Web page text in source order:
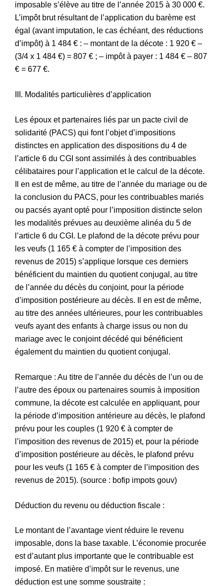
imposable s’élève au titre de l’année 2015 à 30 000 €.
L’impôt brut résultant de l’application du barème est
égal (avant imputation, le cas échéant, des réductions
d’impôt) à 1 484 € : – montant de la décote : 1 920 € –
(3/4 x 1 484 €) = 807 € ; – impôt à payer : 1 484 € – 807
€ = 677 €.
III. Modalités particulières d’application
Les époux et partenaires liés par un pacte civil de
solidarité (PACS) qui font l’objet d’impositions
distinctes en application des dispositions du 4 de
l’article 6 du CGI sont assimilés à des contribuables
célibataires pour l’application et le calcul de la décote.
Il en est de même, au titre de l’année du mariage ou de
la conclusion du PACS, pour les contribuables mariés
ou pacsés ayant opté pour l’imposition distincte selon
les modalités prévues au deuxième alinéa du 5 de
l’article 6 du CGI. Le plafond de la décote prévu pour
les veufs (1 165 € à compter de l’imposition des
revenus de 2015) s’applique lorsque ces derniers
bénéficient du maintien du quotient conjugal, au titre
de l’année du décès du conjoint, pour la période
d’imposition postérieure au décès. Il en est de même,
au titre des années ultérieures, pour les contribuables
veufs ayant des enfants à charge issus ou non du
mariage avec le conjoint décédé qui bénéficient
également du maintien du quotient conjugal.
Remarque : Au titre de l’année du décès de l’un ou de
l’autre des époux ou partenaires soumis à imposition
commune, la décote est calculée en appliquant, pour
la période d’imposition antérieure au décès, le plafond
prévu pour les couples (1 920 € à compter de
l’imposition des revenus de 2015) et, pour la période
d’imposition postérieure au décès, le plafond prévu
pour les veufs (1 165 € à compter de l’imposition des
revenus de 2015). (source : bofip impots gouv)
Déduction du revenu ou déduction fiscale :
Le montant de l’avantage vient réduire le revenu
imposable, dons la base taxable. L’économie procurée
est d’autant plus importante que le contribuable est
imposé. En matière d’impôt sur le revenus, une
déduction est une somme soustraite :